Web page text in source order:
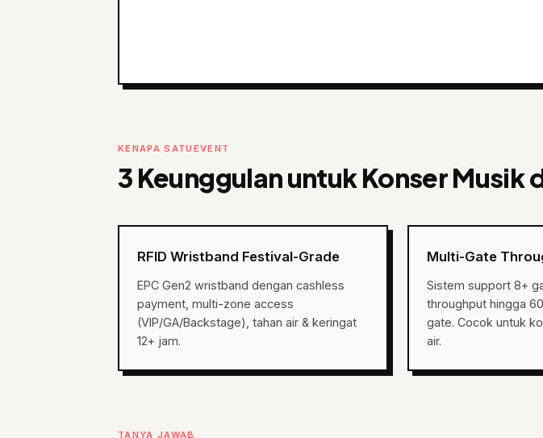
KENAPA SATUEVENT
3 Keunggulan untuk Konser Musik
RFID Wristband Festival-Grade
EPC Gen2 wristband dengan cashless
payment, multi-zone access
(VIP/GA/Backstage), tahan air & keringat
12+ jam.
Multi-Gate
Sistem support 8+
throughput hingga
gate. Cocok untuk
air.
TANYA JAWAB